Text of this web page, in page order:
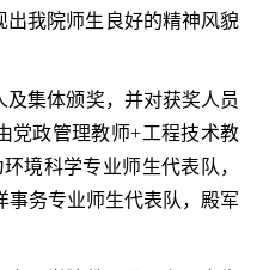
出我院师生良好的精神风貌
集体颁奖，并对获奖人员
党政管理教师+工程技术教
境科学专业师生代表队，
事务专业师生代表队，殿军